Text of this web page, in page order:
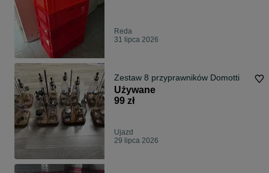
Reda
31 lipca 2026
Zestaw 8 przyprawników Domotti
Używane
99 zł
Ujazd
29 lipca 2026